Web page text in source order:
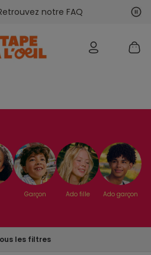
notre FAQ
Garçon Ado fille Ado garçon
les filtres